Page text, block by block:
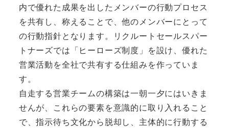
内で優れた成果を出したメンバーの行動プロセス
を共有し、称えることで、他のメンバーにとって
の行動指針となります。リクルートセールスパー
トナーズでは「ヒーローズ制度」を設け、優れた
営業活動を全社で共有する仕組みを作っていま
す。
自走する営業チームの構築は一朝一夕にはいきま
せんが、これらの要素を意識的に取り入れること
で、指示待ち文化から脱却し、主体的に行動する